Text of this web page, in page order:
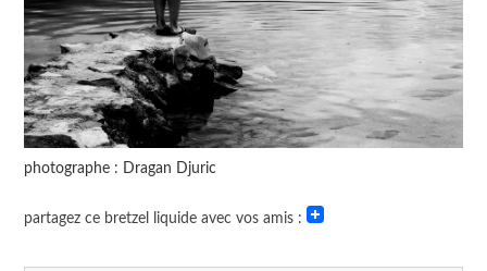
photographe : Dragan Djuric
partagez ce bretzel liquide avec vos amis :